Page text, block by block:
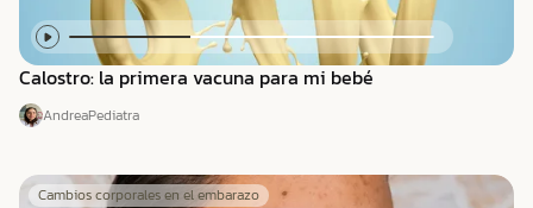
Calostro: la primera vacuna para mi bebé
AndreaPediatra
Cambios corporales en el embarazo